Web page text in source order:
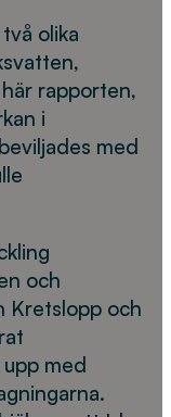
olika
rapporten,
i
med
och
Kretslopp och
med